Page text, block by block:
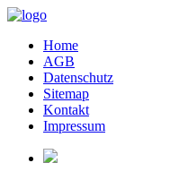
Home
AGB
Datenschutz
Sitemap
Kontakt
Impressum